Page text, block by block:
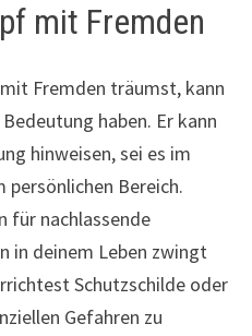
mit Fremden
Fremden träumst, kann
haben. Er kann
hinweisen, sei es im
persönlichen Bereich.
für nachlassende
in deinem Leben zwingt
Schutzschilde oder
Gefahren zu